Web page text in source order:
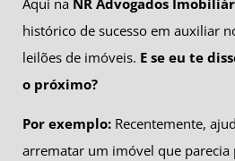
histórico de sucesso em auxiliar
leilões de imóveis. E se eu te
o próximo?
Por exemplo: Recentemente,
arrematar um imóvel que parecia